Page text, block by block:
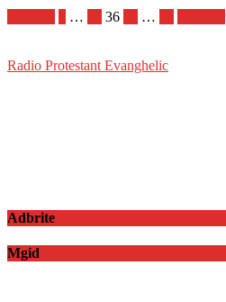
… 36 …
Radio Protestant Evanghelic
Adbrite
Mgid